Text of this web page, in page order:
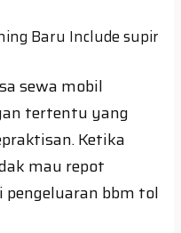
Baru Include supir
sewa mobil
tertentu yang
Ketika
mau repot
pengeluaran bbm tol